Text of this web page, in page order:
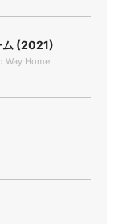
ム (2021)
Way Home